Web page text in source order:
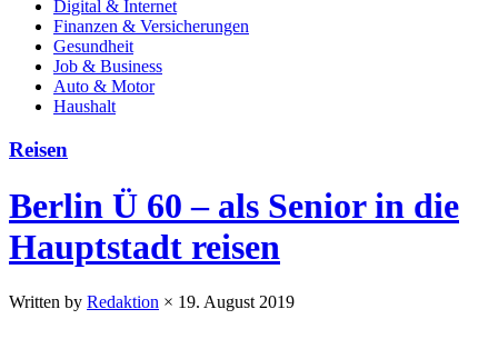
Digital & Internet
Finanzen & Versicherungen
Gesundheit
Job & Business
Auto & Motor
Haushalt
Reisen
Berlin Ü 60 – als Senior in die
Hauptstadt reisen
Written by Redaktion × 19. August 2019